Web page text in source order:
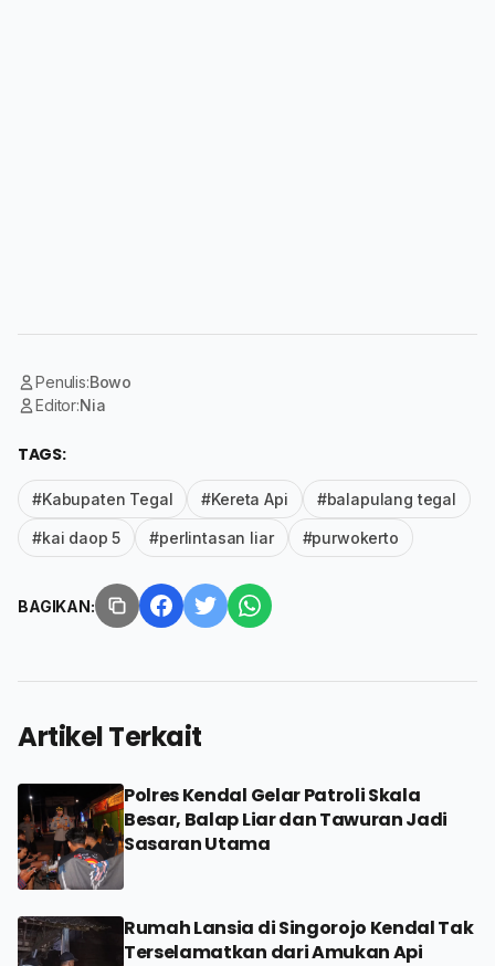
Penulis:Bowo
Editor:Nia
TAGS:
#Kabupaten Tegal #Kereta Api #balapulang tegal
#kai daop 5 #perlintasan liar #purwokerto
BAGIKAN:
Artikel Terkait
Polres Kendal Gelar Patroli Skala
Besar, Balap Liar dan Tawuran Jadi
Sasaran Utama
Rumah Lansia di Singorojo Kendal Tak
Terselamatkan dari Amukan Api